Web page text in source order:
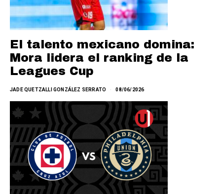
El talento mexicano domina:
Mora lidera el ranking de la
Leagues Cup
JADE QUETZALLI GONZÁLEZ SERRATO 08/06/2026